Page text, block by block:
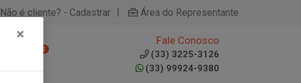
Não é cliente? - Cadastrar | Área do Representante
0
Fale Conosco
(33) 3225-3126
(33) 99924-9380
×